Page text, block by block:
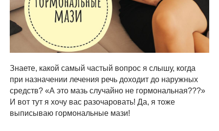
Знаете, какой самый частый вопрос я слышу, когда
при назначении лечения речь доходит до наружных
средств? «А это мазь случайно не гормональная???»
И вот тут я хочу вас разочаровать! Да, я тоже
выписываю гормональные мази!